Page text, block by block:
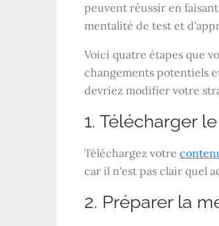
peuvent réussir en
mentalité de test et
Voici quatre étapes que
changements potentiels
devriez modifier votre
1. Télécharger
Téléchargez votre
car il n'est pas clair quel
2. Préparer la